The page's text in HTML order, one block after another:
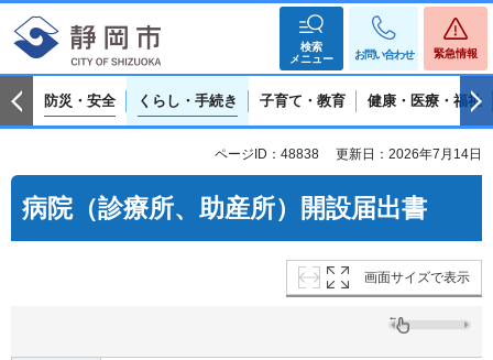
検索
メニュー
お問い合わせ 緊急情報
防災・安全 くらし・手続き 子育て・教育 健康・医療・福祉
ページID：48838 更新日：2026年7月14日
病院（診療所、助産所）開設届出書
画面サイズで表示